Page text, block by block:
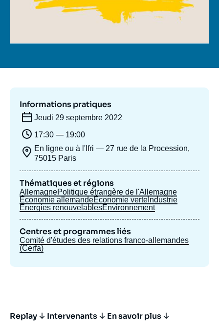
Informations pratiques
Jeudi 29 septembre 2022
17:30 — 19:00
En ligne ou à l'Ifri — 27 rue de la Procession,
75015 Paris
Thématiques et régions
AllemagnePolitique étrangère de l'Allemagne
Économie allemandeÉconomie verte Industrie
Énergies renouvelablesEnvironnement
Centres et programmes liés
Comité d'études des relations franco-allemandes
(Cerfa)
Replay Intervenants En savoir plus